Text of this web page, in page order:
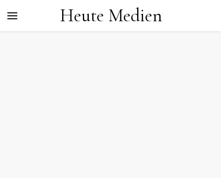
Heute Medien